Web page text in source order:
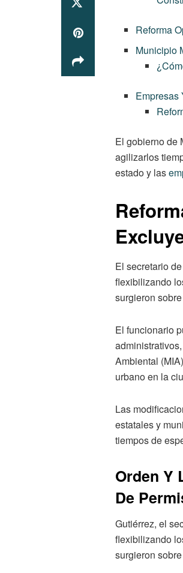
Reforma
Municipio
Empresas
El gobierno de
agilizarlos
estado y las
El secretario
flexibilizando
surgieron
El funcionario
Ambiental
urbano en la
Las
estatales y
tiempos de
Orden Y
De
Gutiérrez, el
flexibilizando
surgieron